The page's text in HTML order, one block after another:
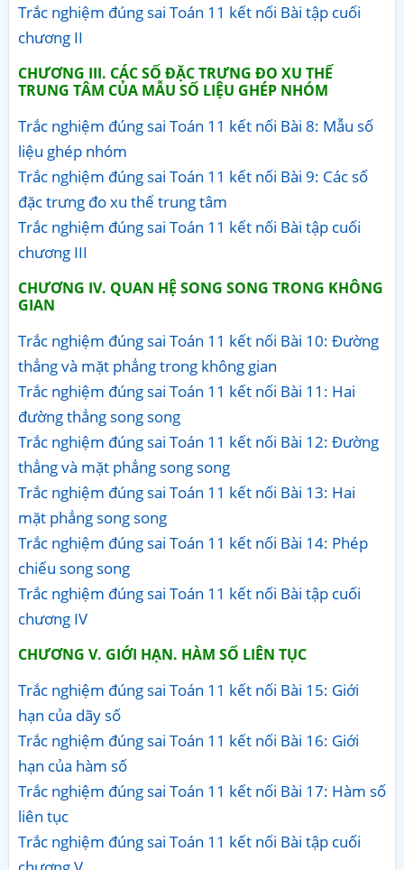
Trắc nghiệm đúng sai Toán 11 kết nối Bài tập cuối
chương II
CHƯƠNG III. CÁC SỐ ĐẶC TRƯNG ĐO XU THẾ
TRUNG TÂM CỦA MẪU SỐ LIỆU GHÉP NHÓM
Trắc nghiệm đúng sai Toán 11 kết nối Bài 8: Mẫu số
liệu ghép nhóm
Trắc nghiệm đúng sai Toán 11 kết nối Bài 9: Các số
đặc trưng đo xu thế trung tâm
Trắc nghiệm đúng sai Toán 11 kết nối Bài tập cuối
chương III
CHƯƠNG IV. QUAN HỆ SONG SONG TRONG KHÔNG
GIAN
Trắc nghiệm đúng sai Toán 11 kết nối Bài 10: Đường
thẳng và mặt phẳng trong không gian
Trắc nghiệm đúng sai Toán 11 kết nối Bài 11: Hai
đường thẳng song song
Trắc nghiệm đúng sai Toán 11 kết nối Bài 12: Đường
thẳng và mặt phẳng song song
Trắc nghiệm đúng sai Toán 11 kết nối Bài 13: Hai
mặt phẳng song song
Trắc nghiệm đúng sai Toán 11 kết nối Bài 14: Phép
chiếu song song
Trắc nghiệm đúng sai Toán 11 kết nối Bài tập cuối
chương IV
CHƯƠNG V. GIỚI HẠN. HÀM SỐ LIÊN TỤC
Trắc nghiệm đúng sai Toán 11 kết nối Bài 15: Giới
hạn của dãy số
Trắc nghiệm đúng sai Toán 11 kết nối Bài 16: Giới
hạn của hàm số
Trắc nghiệm đúng sai Toán 11 kết nối Bài 17: Hàm số
liên tục
Trắc nghiệm đúng sai Toán 11 kết nối Bài tập cuối